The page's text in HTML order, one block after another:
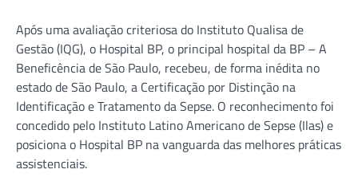
Após uma avaliação criteriosa do Instituto Qualisa de
Gestão (IQG), o Hospital BP, o principal hospital da BP – A
Beneficência de São Paulo, recebeu, de forma inédita no
estado de São Paulo, a Certificação por Distinção na
Identificação e Tratamento da Sepse. O reconhecimento foi
concedido pelo Instituto Latino Americano de Sepse (Ilas) e
posiciona o Hospital BP na vanguarda das melhores práticas
assistenciais.